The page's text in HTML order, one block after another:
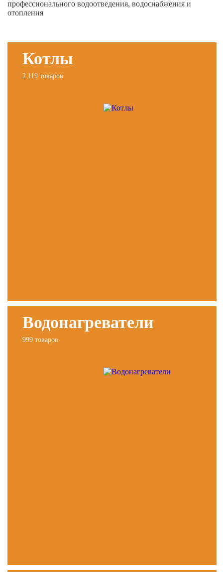
профессионального водоотведения, водоснабжения и
отопления
Котлы
2 119 товаров
Водонагреватели
999 товаров